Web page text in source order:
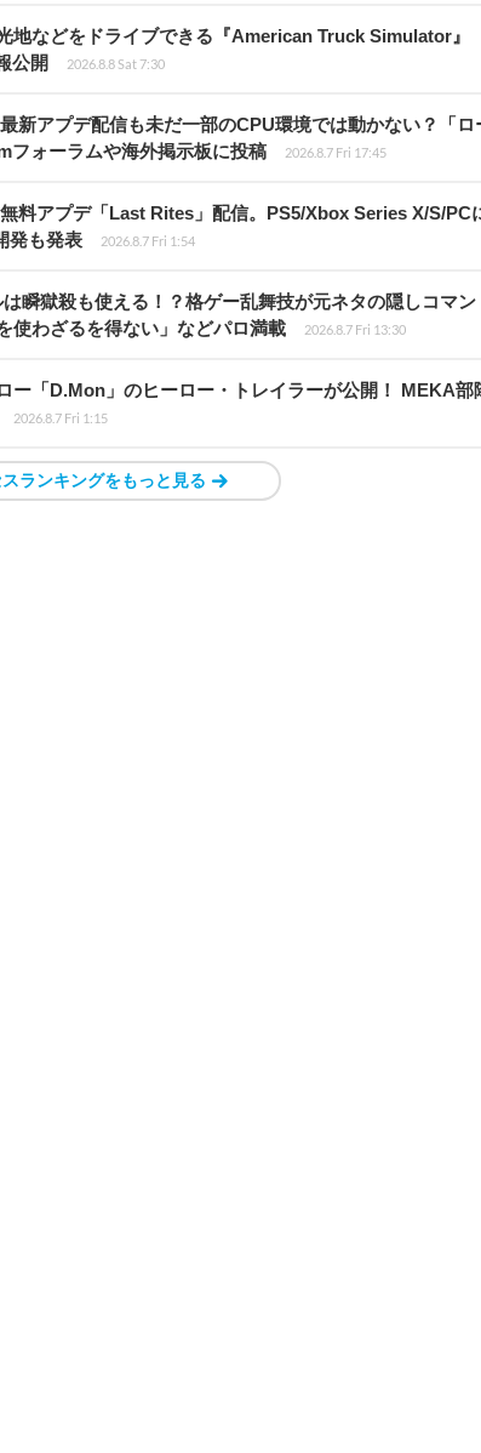
地などをドライブできる『American Truck Simulator』
公開
2026.8.8 Sat 7:30
新アプデ配信も未だ一部のCPU環境では動かない？「ロ
フォーラムや海外掲示板に投稿
2026.8.7 Fri 17:45
料アプデ「Last Rites」配信。PS5/Xbox Series X/S/PC
発も発表
2026.8.7 Fri 1:54
瞬獄殺も使える！？格ゲー乱舞技が元ネタの隠しコマン
使わざるを得ない」などパロ満載
2026.8.7 Fri 13:30
ー「D.Mon」のヒーロー・トレイラーが公開！ MEKA部
2026.8.7 Fri 1:15
ランキングをもっと見る